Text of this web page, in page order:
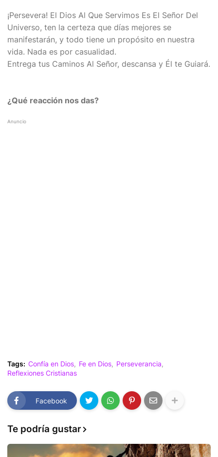
¡Persevera! El Dios Al Que Servimos Es El Señor Del
Universo, ten la certeza que días mejores se
manifestarán, y todo tiene un propósito en nuestra
vida. Nada es por casualidad.
Entrega tus Caminos Al Señor, descansa y Él te Guiará.
¿Qué reacción nos das?
Anuncio
Tags: Confía en Dios Fe en Dios
Perseverancia
Reflexiones Cristianas
Facebook
Te podría gustar